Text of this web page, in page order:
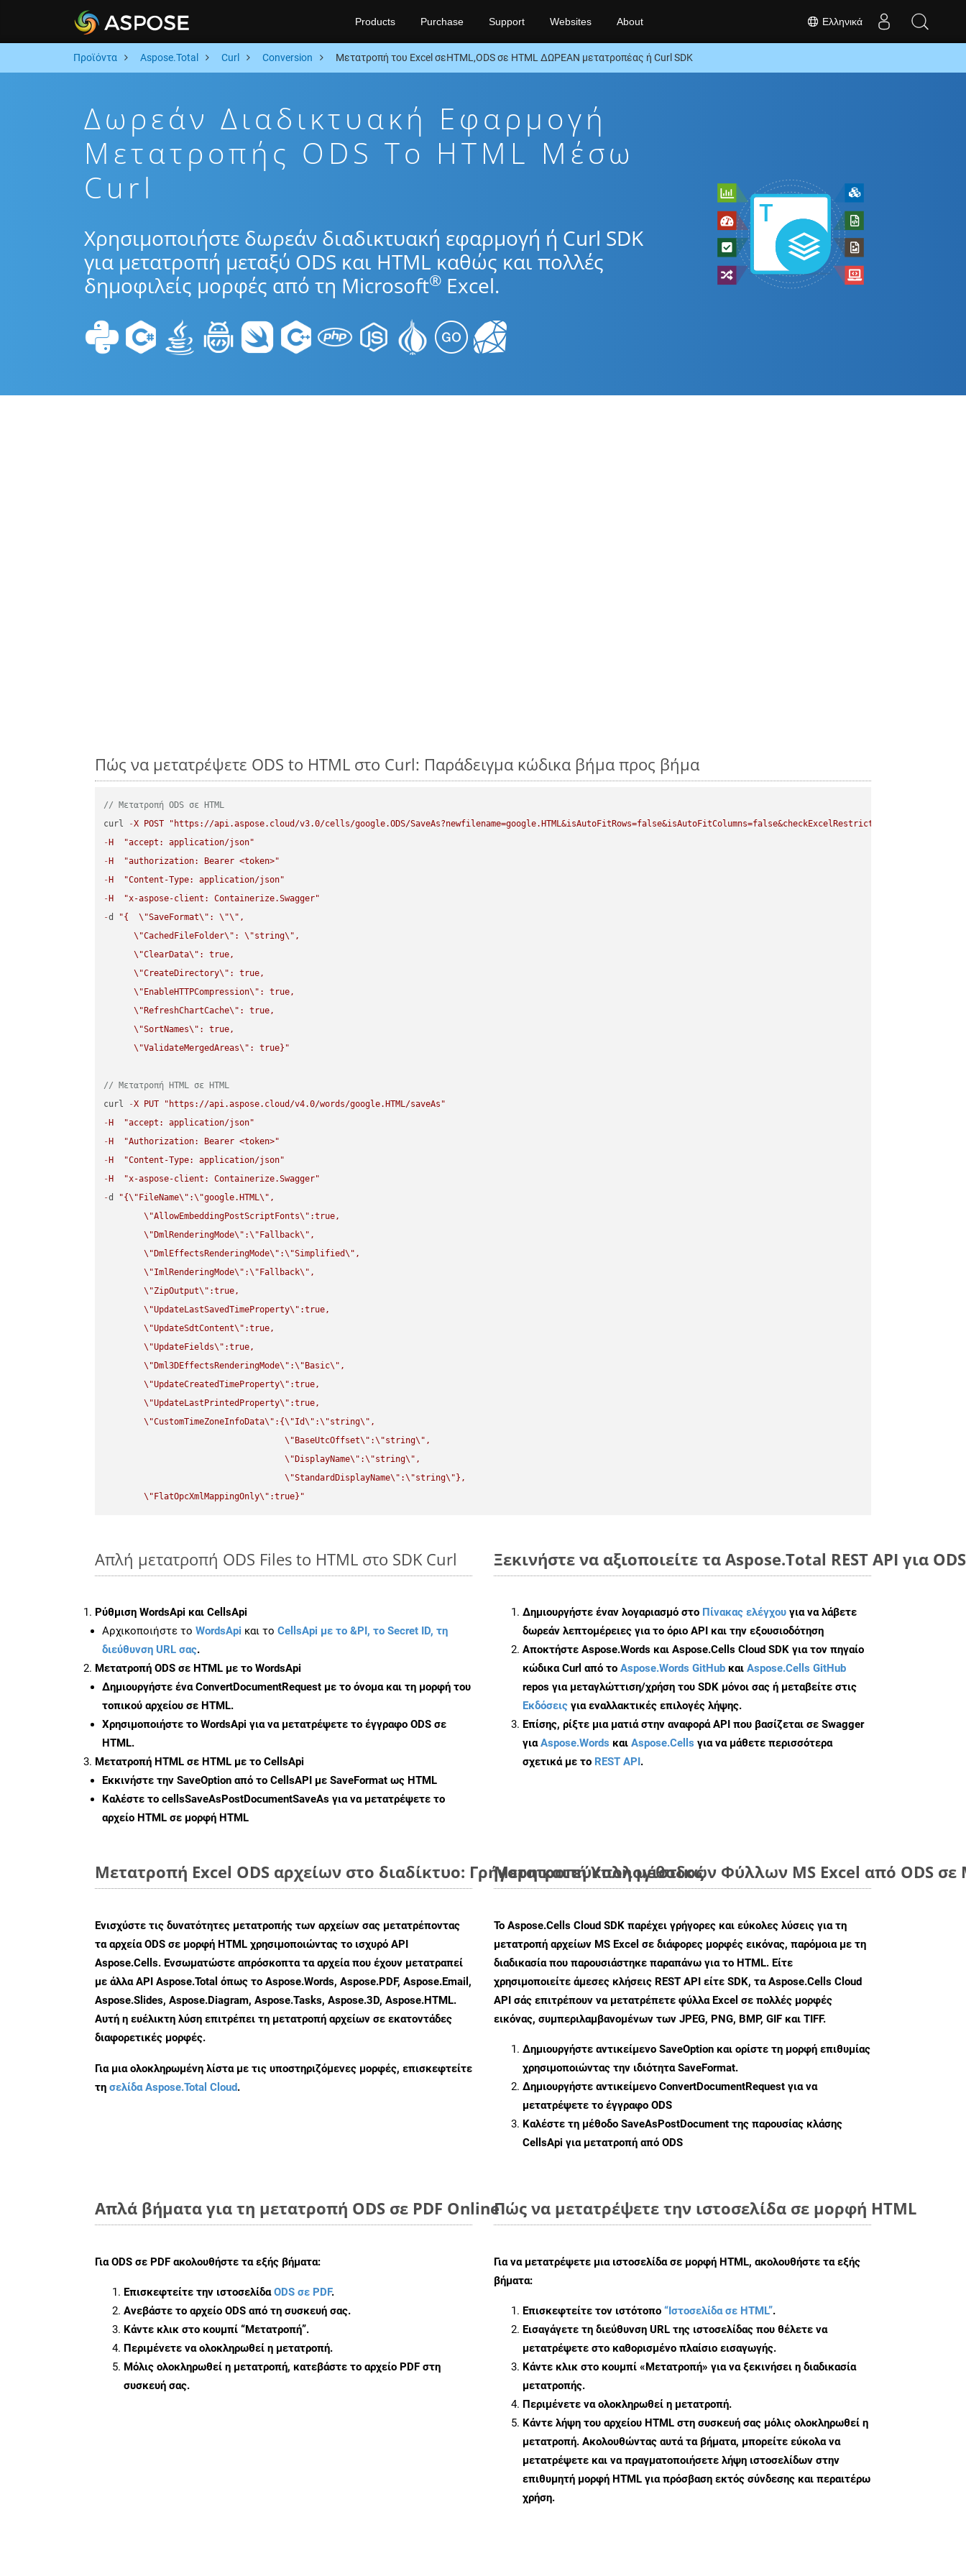
Ελληνικά
Products Purchase Support Websites About
Προϊόντα Aspose.Total Curl Conversion Μετατροπή του Excel σεHTML,ODS σε HTML ΔΩΡΕΑΝ μετατροπέας ή Curl SDK
Δωρεάν Διαδικτυακή Εφαρμογή
Μετατροπής ODS To HTML Μέσω
Curl
Χρησιμοποιήστε δωρεάν διαδικτυακή εφαρμογή ή Curl SDK
για μετατροπή μεταξύ ODS και HTML καθώς και πολλές
δημοφιλείς μορφές από τη Microsoft® Excel.
Πώς να μετατρέψετε ODS to HTML στο Curl: Παράδειγμα κώδικα βήμα προς βήμα
// Μετατροπή ODS σε HTML
curl
-X POST
"https://api.aspose.cloud/v3.0/cells/google.ODS/SaveAs?newfilename=google.HTML&isAutoFitRows=false&isAutoFitColumns=false&checkExcelRestriction=true"
- H
"accept: application/json"
- H
"authorization: Bearer <token>"
- H
"Content-Type: application/json"
- H
"x-aspose-client: Containerize.Swagger"
-d "{ \"SaveFormat\" : \"\" ,
\"CachedFileFolder\" : \"string\" ,
\"ClearData\" : true,
\"CreateDirectory\" : true,
\" EnableHTTPCompression\" : true,
\" RefreshChartCache\" : true,
\"SortNames\" : true,
\"ValidateMergedAreas\" : true}"
// Μετατροπή HTML σε HTML
curl
-X PUT
"https://api.aspose.cloud/v4.0/words/google.HTML/saveAs"
- H
"accept: application/json"
- H
"Authorization: Bearer <token>"
- H
"Content-Type: application/json"
- H
"x-aspose-client: Containerize.Swagger"
-d "{\" FileName\" :\"google.HTML\" ,
\"AllowEmbeddingPostScriptFonts\" :true,
\" DmlRenderingMode\" :\" Fallback\" ,
\" DmlEffectsRenderingMode\" :\"Simplified\" ,
\"ImlRenderingMode\" :\" Fallback\" ,
\"ZipOutput\" :true,
\"UpdateLastSavedTimeProperty\" :true,
\"UpdateSdtContent\" :true,
\"UpdateFields\" :true,
\" Dml3DEffectsRenderingMode\" :\" Basic\" ,
\"UpdateCreatedTimeProperty\" :true,
\"UpdateLastPrintedProperty\" :true,
\"CustomTimeZoneInfoData\" :{\"Id\" :\"string\" ,
\" BaseUtcOffset\" :\"string\" ,
\" DisplayName\" :\"string\" ,
\"StandardDisplayName\" :\"string\" },
\" FlatOpcXmlMappingOnly\" :true}"
Απλή μετατροπή ODS Files to HTML στο SDK Curl
Ρύθμιση WordsApi και CellsApi
Αρχικοποιήστε το WordsApi και το CellsApi με το &PI, το Secret ID, τη
διεύθυνση URL σας.
Μετατροπή ODS σε HTML με το WordsApi
Δημιουργήστε έναConvertDocumentRequest με το όνομα και τη μορφή του
τοπικού αρχείου σε HTML.
Χρησιμοποιήστε το WordsApi για να μετατρέψετε το έγγραφο ODS σε
HTML.
Μετατροπή HTML σε HTML με το CellsApi
Εκκινήστε την SaveOption από το CellsAPI με SaveFormat ως HTML
Καλέστε το cellsSaveAsPostDocumentSaveAs για να μετατρέψετε το
αρχείο HTML σε μορφή HTML
Ξεκινήστε να αξιοποιείτε τα Aspose.Total REST API για
Δημιουργήστε έναν λογαριασμό στο Πίνακας ελέγχου για να λάβετε
δωρεάν λεπτομέρειες για το όριο API και την εξουσιοδότηση
Αποκτήστε Aspose.Words και Aspose.Cells Cloud SDK για τον πηγαίο
κώδικα Curl από το Aspose.Words GitHub και Aspose.Cells GitHub
repos για μεταγλώττιση/χρήση του SDK μόνοι σας ή μεταβείτε στις
Εκδόσεις για εναλλακτικές επιλογές λήψης.
Επίσης, ρίξτε μια ματιά στην αναφορά API που βασίζεται σε Swagger
γιαAspose.Words και Aspose.Cells για να μάθετε περισσότερα
σχετικά με το REST API.
Μετατροπή Excel ODS αρχείων στο διαδίκτυο: Γρήγορη και εύκολη μέθοδος
Ενισχύστε τις δυνατότητες μετατροπής των αρχείων σας μετατρέποντας
τα αρχεία ODS σε μορφή HTML χρησιμοποιώντας το ισχυρό API
Aspose.Cells. Ενσωματώστε απρόσκοπτα τα αρχεία που έχουν μετατραπεί
με άλλα API Aspose.Total όπως το Aspose.Words, Aspose.PDF, Aspose.Email,
Aspose.Slides, Aspose.Diagram, Aspose.Tasks, Aspose.3D, Aspose.HTML.
Αυτή η ευέλικτη λύση επιτρέπει τη μετατροπή αρχείων σε εκατοντάδες
διαφορετικές μορφές.
Για μια ολοκληρωμένη λίστα με τις υποστηριζόμενες μορφές, επισκεφτείτε
τη σελίδα Aspose.Total Cloud.
Μετατροπή Υπολογιστικών Φύλλων MS Excel από ODS
Το Aspose.Cells Cloud SDK παρέχει γρήγορες και εύκολες λύσεις για τη
μετατροπή αρχείων MS Excel σε διάφορες μορφές εικόνας, παρόμοια με τη
διαδικασία που παρουσιάστηκε παραπάνω για το HTML. Είτε
χρησιμοποιείτε άμεσες κλήσεις REST API είτε SDK, τα Aspose.Cells Cloud
API σάς επιτρέπουν να μετατρέπετε φύλλα Excel σε πολλές μορφές
εικόνας, συμπεριλαμβανομένων των JPEG, PNG, BMP, GIF και TIFF.
Δημιουργήστε αντικείμενο SaveOption και ορίστε τη μορφή επιθυμίας
χρησιμοποιώντας την ιδιότηταSaveFormat.
Δημιουργήστε αντικείμενο ConvertDocumentRequest για να
μετατρέψετε το έγγραφο ODS
Καλέστε τη μέθοδο SaveAsPostDocument της παρουσίας κλάσης
CellsApi για μετατροπή από ODS
Απλά βήματα για τη μετατροπή ODS σε PDF Online
ΓιαODS σε PDF ακολουθήστε τα εξής βήματα:
Επισκεφτείτε την ιστοσελίδαODS σε PDF.
Ανεβάστε το αρχείο ODS από τη συσκευή σας.
Κάντε κλικ στο κουμπί “Μετατροπή”.
Περιμένετε να ολοκληρωθεί η μετατροπή.
Μόλις ολοκληρωθεί η μετατροπή, κατεβάστε το αρχείο PDF στη
συσκευή σας.
Πώς να μετατρέψετε την ιστοσελίδα σε μορφή HTML
Για να μετατρέψετε μια ιστοσελίδα σε μορφή HTML, ακολουθήστε τα εξής
βήματα:
Επισκεφτείτε τον ιστότοπο “Ιστοσελίδα σε HTML”.
Εισαγάγετε τη διεύθυνση URL της ιστοσελίδας που θέλετε να
μετατρέψετε στο καθορισμένο πλαίσιο εισαγωγής.
Κάντε κλικ στο κουμπί «Μετατροπή» για να ξεκινήσει η διαδικασία
μετατροπής.
Περιμένετε να ολοκληρωθεί η μετατροπή.
Κάντε λήψη του αρχείου HTML στη συσκευή σας μόλις ολοκληρωθεί η
μετατροπή. Ακολουθώντας αυτά τα βήματα, μπορείτε εύκολα να
μετατρέψετε και να πραγματοποιήσετε λήψη ιστοσελίδων στην
επιθυμητή μορφή HTML για πρόσβαση εκτός σύνδεσης και περαιτέρω
χρήση.